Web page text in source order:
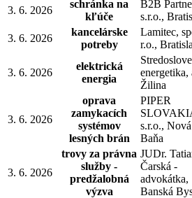
3. 6. 2026
schránka na
kľúče
B2B
s.r.o.,
3. 6. 2026
kancelárske
potreby
Lamitec,
r.o.,
3. 6. 2026
elektrická
energia
energetika,
Žilina
3. 6. 2026
oprava
zamykacích
systémov
lesných brán
PIPER
s.r.o., Nová
Baňa
3. 6. 2026
trovy za právna
služby -
predžalobná
výzva
JUDr.
Čarská -
advokátka,
Banská